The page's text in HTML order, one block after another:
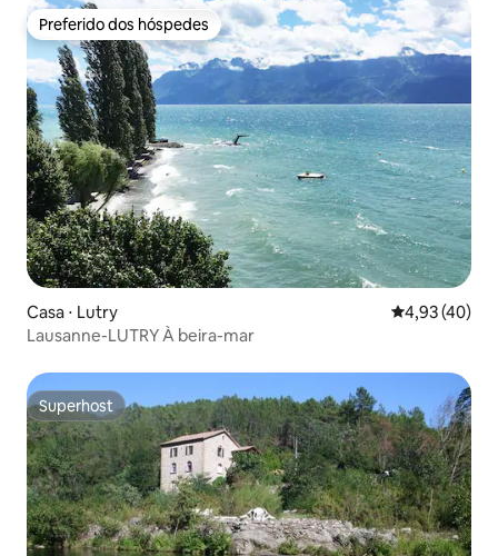
Preferido dos hóspedes
Preferido dos hóspedes
Casa ⋅ Lutry 4,93 de uma
4,93 (40)
Lausanne-LUTRY À beira-mar
Superhost
Superhost